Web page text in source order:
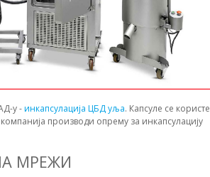
у -инкапсулација ЦБД уља. Капсуле се користе
производи опрему за инкапсулацију
МРЕЖИ